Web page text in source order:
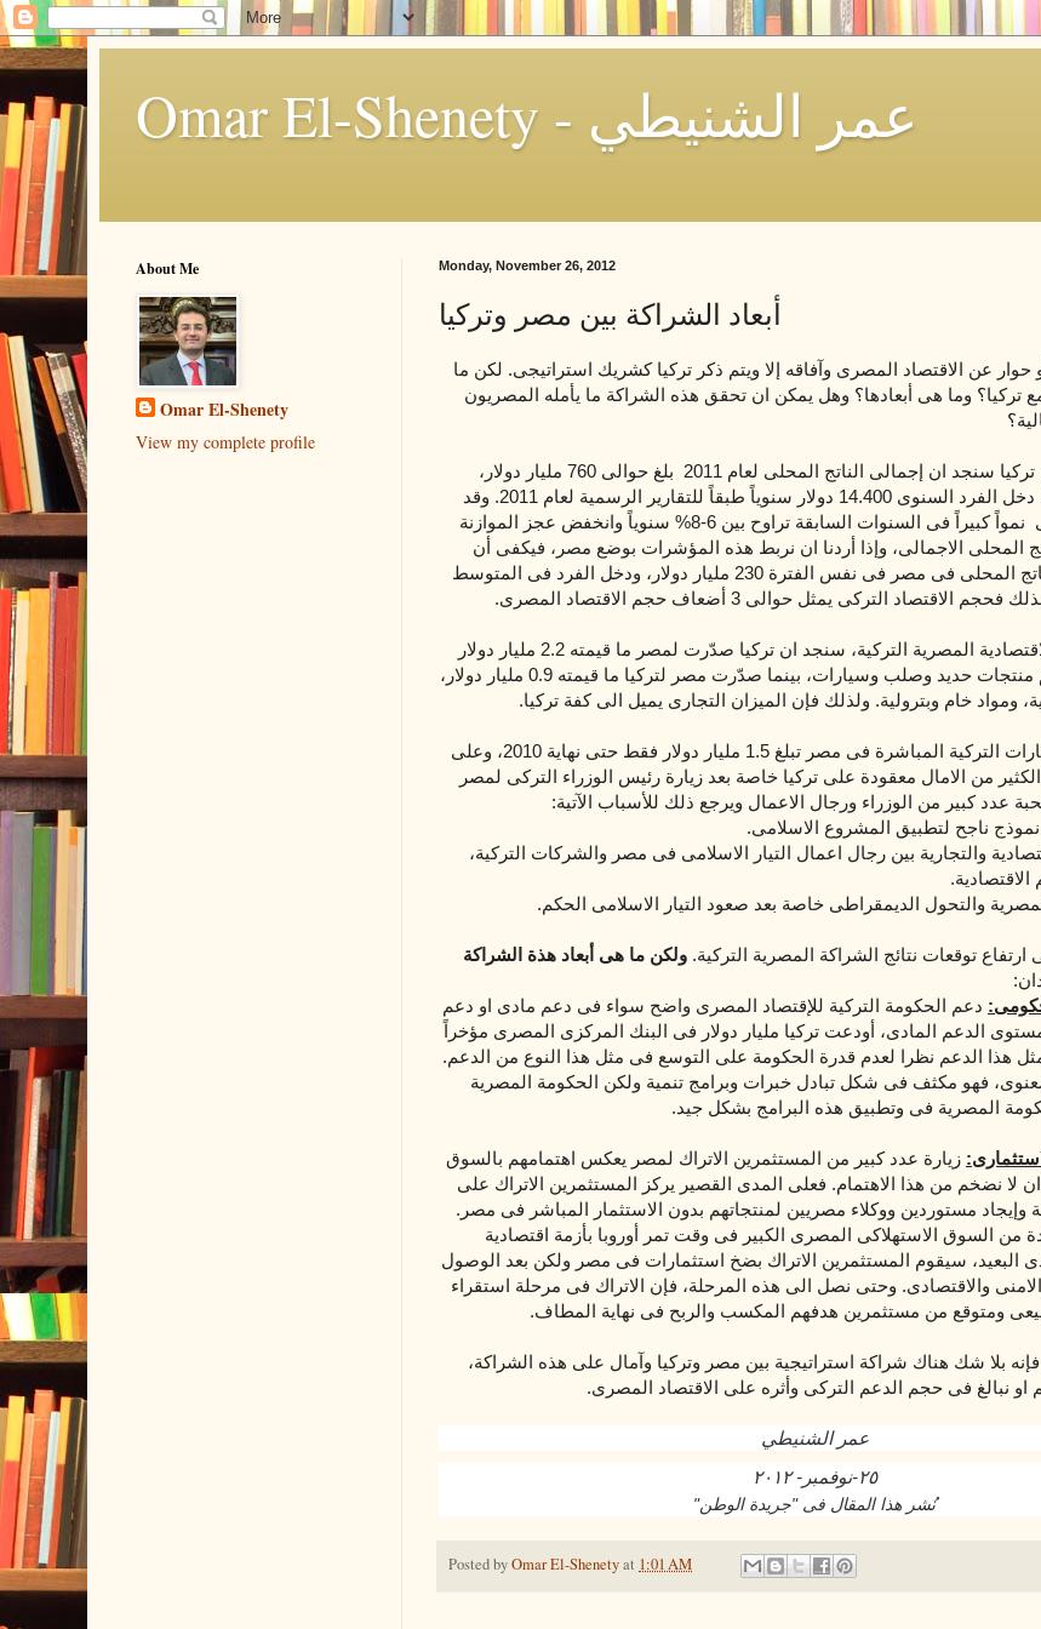
Omar El-Shenety - عمر الشنيطي
Monday, November 26, 2012
أبعاد الشراكة بين مصر وتركيا
حوار عن الاقتصاد المصرى وآفاقه إلا ويتم ذكر تركيا كشريك استراتيجى. لكن ما
تركيا؟ وما هى أبعادها؟ وهل يمكن ان تحقق هذه الشراكة ما يأمله المصريون
إذا نظرنا سريعاً على تركيا سنجد ان إجمالى الناتج المحلى لعام 2011 بلغ حوالى 760 مليار دولار،
وبذلك يكون متوسط دخل الفرد السنوى 14.400 دولار سنوياً طبقاً للتقارير الرسمية لعام 2011. وقد
شهد الاقتصاد التركى نمواً كبيراً فى السنوات السابقة تراوح بين 6-8% سنوياً وانخفض عجز الموازنة
الناتج المحلى الاجمالى، وإذا أردنا ان نربط هذه المؤشرات بوضع مصر، فيكفى أن
نعرف أن إجمالى الناتج المحلى فى مصر فى نفس الفترة 230 مليار دولار، ودخل الفرد فى المتوسط
إذا نظرنا للعلاقات الاقتصادية المصرية التركية، سنجد ان تركيا صدّرت لمصر ما قيمته 2.2 مليار دولار
وسيارات، بينما صدّرت مصر لتركيا ما قيمته 0.9 مليار دولار،
ومواد خام وبترولية. ولذلك فإن الميزان التجارى يميل الى كفة تركيا.
أما اذا نظرنا للاستثمارات التركية المباشرة فى مصر تبلغ 1.5 مليار دولار فقط حتى نهاية 2010، وعلى
من الامال معقودة على تركيا خاصة بعد زيارة رئيس الوزراء التركى لمصر
عدد كبير من الوزراء ورجال الاعمال ويرجع ذلك للأسباب الآتية:
نموذج ناجح لتطبيق المشروع الاسلامى.
والتجارية بين رجال اعمال التيار الاسلامى فى مصر والشركات التركية،
والتحول الديمقراطى خاصة بعد صعود التيار الاسلامى الحكم.
توقعات نتائج الشراكة المصرية التركية. ولكن ما هى أبعاد هذة الشراكة
دعم الحكومة التركية للإقتصاد المصرى واضح سواء فى دعم مادى او دعم
الدعم المادى، أودعت تركيا مليار دولار فى البنك المركزى المصرى مؤخراً
مثل هذا الدعم نظرا لعدم قدرة الحكومة على التوسع فى مثل هذا النوع من الدعم.
فهو مكثف فى شكل تبادل خبرات وبرامج تنمية ولكن الحكومة المصرية
المصرية فى وتطبيق هذه البرامج بشكل جيد.
زيارة عدد كبير من المستثمرين الاتراك لمصر يعكس اهتمامهم بالسوق
نضخم من هذا الاهتمام. فعلى المدى القصير يركز المستثمرين الاتراك على
وإيجاد مستوردين ووكلاء مصريين لمنتجاتهم بدون الاستثمار المباشر فى مصر.
من السوق الاستهلاكى المصرى الكبير فى وقت تمر أوروبا بأزمة اقتصادية
البعيد، سيقوم المستثمرين الاتراك بضخ استثمارات فى مصر ولكن بعد الوصول
والاقتصادى. وحتى نصل الى هذه المرحلة، فإن الاتراك فى مرحلة استقراء
ومتوقع من مستثمرين هدفهم المكسب والربح فى نهاية المطاف.
بلا شك هناك شراكة استراتيجية بين مصر وتركيا وآمال على هذه الشراكة،
نبالغ فى حجم الدعم التركى وأثره على الاقتصاد المصرى.
عمر الشنيطي
٢٥-نوفمبر- ٢٠١٢
نُشر هذا المقال فى "جريدة الوطن"
Posted byOmar El-Shenetyat 1:01 AM
About Me
Omar El-Shenety
View my complete profile